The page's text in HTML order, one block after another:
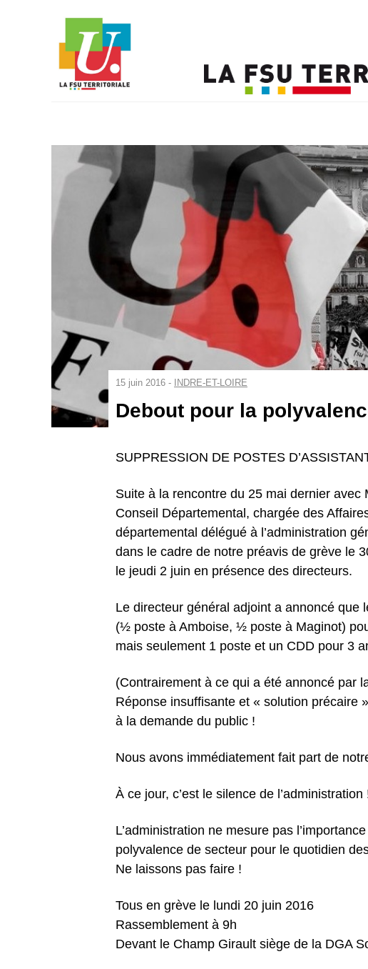
15 juin 2016 - INDRE-ET-LOIRE
Debout pour la
SUPPRESSION DE POSTES
Suite à la rencontre du 25 mai dernier avec
Conseil Départemental, chargée des
départemental délégué à l’administration
dans le cadre de notre préavis de grève le
le jeudi 2 juin en présence des directeurs.
Le directeur général adjoint a annoncé que
(½ poste à Amboise, ½ poste à Maginot)
mais seulement 1 poste et un CDD pour 3
(Contrairement à ce qui a été annoncé par
Réponse insuffisante et « solution précaire
à la demande du public !
Nous avons immédiatement fait part de
À ce jour, c’est le silence de l’administration
L’administration ne mesure pas
polyvalence de secteur pour le quotidien
Ne laissons pas faire !
Tous en grève le lundi 20 juin 2016
Rassemblement à 9h
Devant le Champ Girault siège de la DGA